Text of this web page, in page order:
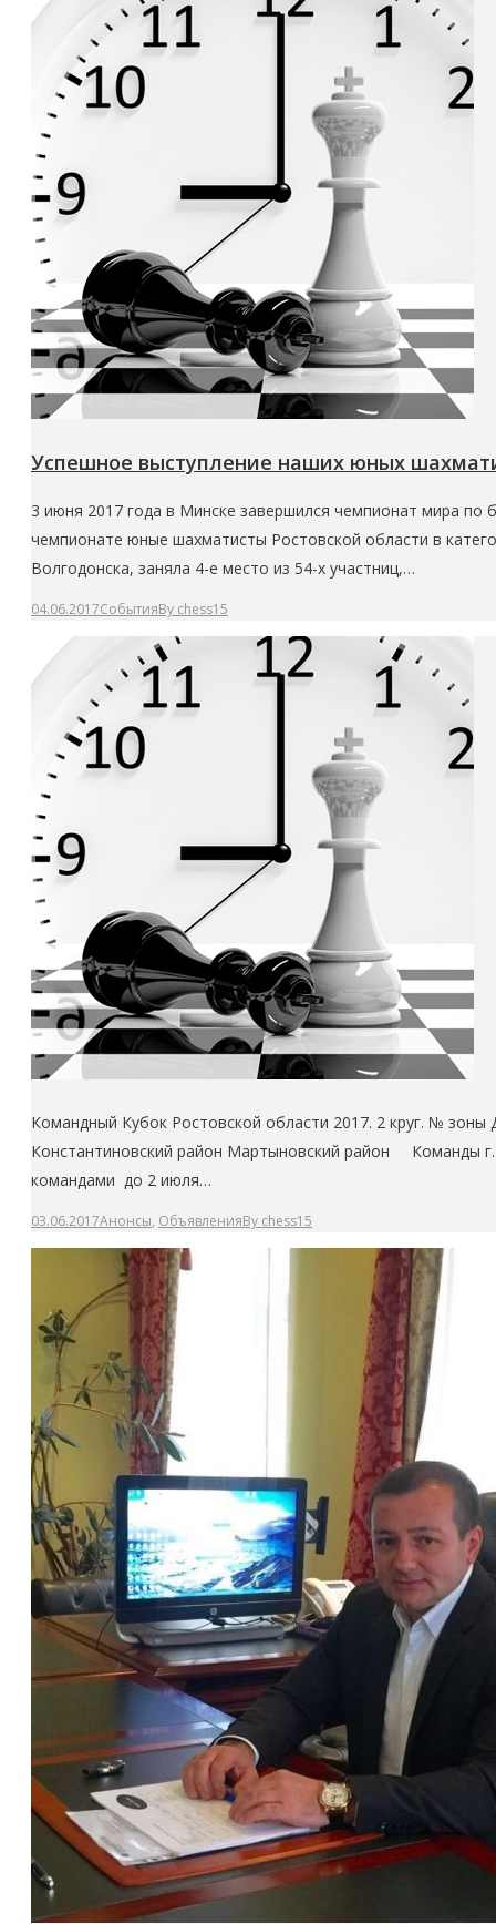
Успешное выступление наших юных
3 июня 2017 года в Минске завершился чемпионат мира по
чемпионате юные шахматисты Ростовской области в
Волгодонска, заняла 4-е место из 54-х участниц,…
04.06.2017СобытияBy chess15
Командный Кубок Ростовской области 2017. 2 круг. №
Константиновский район Мартыновский район Команды
командами до 2 июля…
03.06.2017Анонсы, ОбъявленияBy chess15